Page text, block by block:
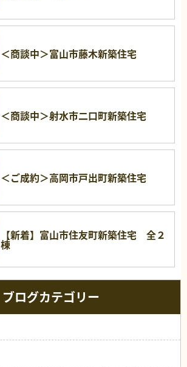
＜商談中＞富山市藤木新築住宅
＜商談中＞射水市二口町新築住宅
＜ご成約＞高岡市戸出町新築住宅
【新着】富山市住友町新築住宅 全２
棟
ブログカテゴリー